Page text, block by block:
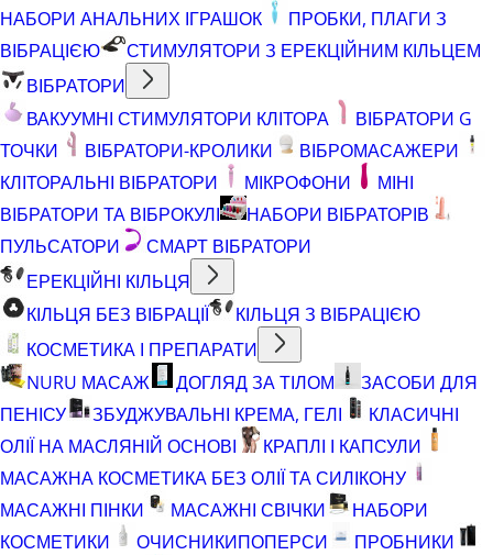
НАБОРИ АНАЛЬНИХ ІГРАШОК
ПРОБКИ, ПЛАГИ З
ВІБРАЦІЄЮ
СТИМУЛЯТОРИ З ЕРЕКЦІЙНИМ КІЛЬЦЕМ
ВІБРАТОРИ
ВАКУУМНІ СТИМУЛЯТОРИ КЛІТОРА
ВІБРАТОРИ G
ТОЧКИ
ВІБРАТОРИ-КРОЛИКИ
ВІБРОМАСАЖЕРИ
КЛІТОРАЛЬНІ ВІБРАТОРИ
МІКРОФОНИ
МІНІ
ВІБРАТОРИ ТА ВІБРОКУЛІ
НАБОРИ ВІБРАТОРІВ
ПУЛЬСАТОРИ
СМАРТ ВІБРАТОРИ
ЕРЕКЦІЙНІ КІЛЬЦЯ
КІЛЬЦЯ БЕЗ ВІБРАЦІЇ
КІЛЬЦЯ З ВІБРАЦІЄЮ
КОСМЕТИКА І ПРЕПАРАТИ
NURU МАСАЖ
ДОГЛЯД ЗА ТІЛОМ
ЗАСОБИ ДЛЯ
ПЕНІСУ
ЗБУДЖУВАЛЬНІ КРЕМА, ГЕЛІ
КЛАСИЧНІ
ОЛІЇ НА МАСЛЯНІЙ ОСНОВІ
КРАПЛІ І КАПСУЛИ
МАСАЖНА КОСМЕТИКА БЕЗ ОЛІЇ ТА СИЛІКОНУ
МАСАЖНІ ПІНКИ
МАСАЖНІ СВІЧКИ
НАБОРИ
КОСМЕТИКИ
ОЧИСНИКИПОПЕРСИ
ПРОБНИКИ